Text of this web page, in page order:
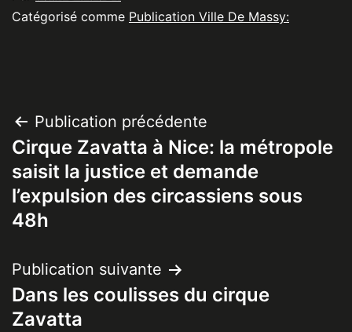
Catégorisé comme Publication Ville De Massy:
Navigation
de
l’article
Publication précédente
Cirque Zavatta à Nice: la métropole
saisit la justice et demande
l’expulsion des circassiens sous
48h
Publication suivante
Dans les coulisses du cirque
Zavatta